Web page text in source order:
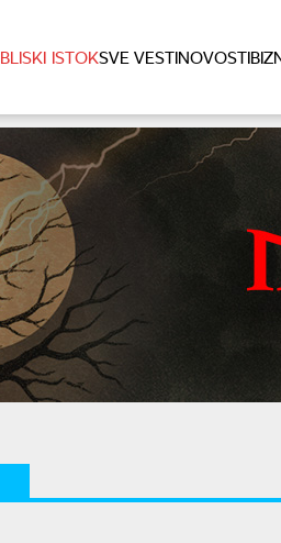
BLISKI ISTOKSVE VESTINOVOSTI